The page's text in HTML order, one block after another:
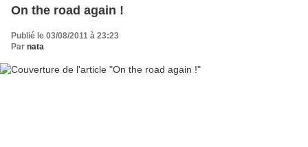
On the road again !
Publié le 03/08/2011 à 23:23
Par nata